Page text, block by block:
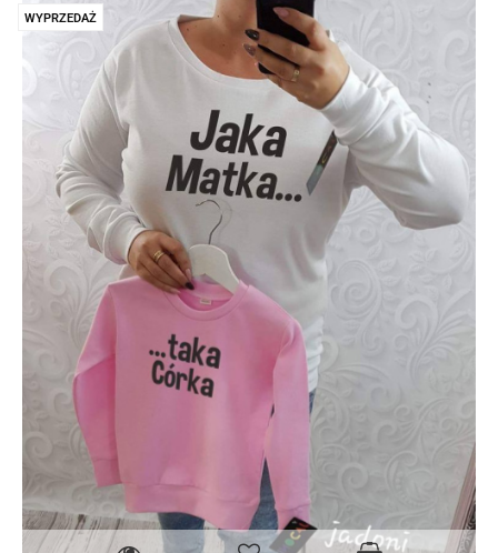
WYPRZEDAŻ